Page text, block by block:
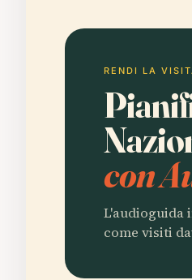
RENDI LA
con
L'audioguida
come visiti